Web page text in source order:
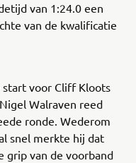
van 1:24.0 een
van de kwalificatie
voor Cliff Kloots
Walraven reed
ronde. Wederom
snel merkte hij dat
grip van de voorband